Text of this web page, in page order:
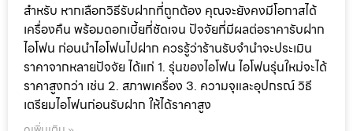
สำหรับ หากเลือกวิธีรับฝากที่ถูกต้อง คุณจะยังคงมีโอกาสได้
เครื่องคืน พร้อมดอกเบี้ยที่ชัดเจน ปัจจัยที่มีผลต่อราคารับฝาก
ไอโฟน ก่อนนำไอโฟนไปฝาก ควรรู้ว่าร้านรับจำนำจะประเมิน
ราคาจากหลายปัจจัย ได้แก่ 1. รุ่นของไอโฟน ไอโฟนรุ่นใหม่จะได้
ราคาสูงกว่า เช่น 2. สภาพเครื่อง 3. ความจุและอุปกรณ์ วิธี
เตรียมไอโฟนก่อนรับฝาก ให้ได้ราคาสูง